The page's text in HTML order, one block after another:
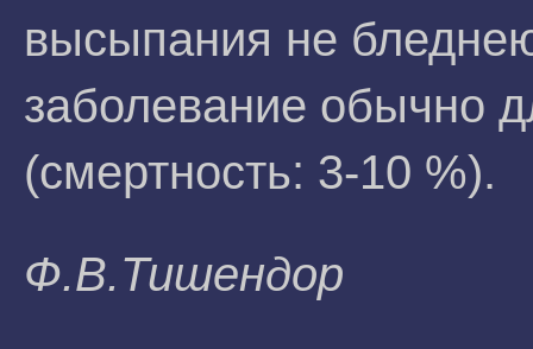
высыпания не
заболевание обычно
(смертность: 3-10 %).
Ф.B.Тишeндop